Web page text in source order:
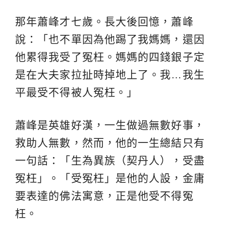
那年蕭峰才七歲。長大後回憶，蕭峰
說：「也不單因為他踢了我媽媽，還因
他累得我受了冤枉。媽媽的四錢銀子定
是在大夫家拉扯時掉地上了。我…我生
平最受不得被人冤枉。」
蕭峰是英雄好漢，一生做過無數好事，
救助人無數，然而，他的一生總結只有
一句話：「生為異族（契丹人），受盡
冤枉」。「受冤枉」是他的人設，金庸
要表達的佛法寓意，正是他受不得冤
枉。